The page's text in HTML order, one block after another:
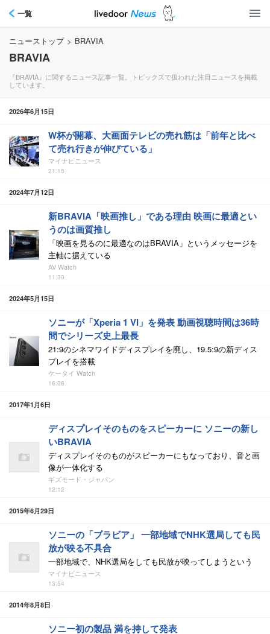
一覧
ニューストップ > BRAVIA
BRAVIA
『BRAVIA』に関するニュース記事一覧。トピックスで扱われた注目ニュースを掲載
しています。
2026年6月15日
W杯が開幕、大画面テレビの売れ筋は「前年と比べ
て売れ行きが伸びている」
マイナビニュース
21:15
2024年7月12日
新BRAVIA「映画推し」である理由 映画に最適とい
うのは画質推し
「映画を見るのに最適なのはBRAVIA」というメッセージを
主軸に据えている
AV Watch
11:30
2024年5月15日
ソニーが「Xperia 1 VI」を発表 動画視聴時間は36時
間でシリーズ史上最長
21:9のシネマワイドディスプレイを廃し、19.5:9の新ディス
プレイを搭載
ケータイ Watch
16:06
2017年1月6日
ディスプレイそのものをスピーカーに ソニーの新し
いBRAVIA
ディスプレイそのものがスピーカーにもなっており、音と画
像が一体化する
ギズモード・ジャパン
12:12
2015年6月29日
ソニーの「ブラビア」 一部地域でNHK選局しても民
放が映る不具合
一部地域で、NHK選局をしても民放が映ってしまうという
マイナビニュース
13:54
2014年8月8日
ソニー初の製品 満を持して発表